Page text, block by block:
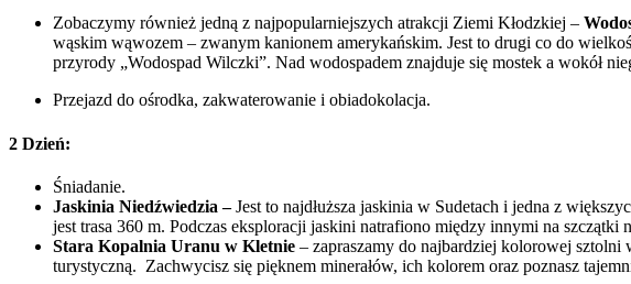
Zobaczymy również jedną z najpopularniejszych atrakcji Ziemi Kłodzkiej –
wąskim wąwozem – zwanym kanionem amerykańskim. Jest to drugi co do
przyrody „Wodospad Wilczki”. Nad wodospadem znajduje się mostek a wokół
Przejazd do ośrodka, zakwaterowanie i obiadokolacja.
2 Dzień:
Śniadanie.
Jaskinia Niedźwiedzia –Jest to najdłuższa jaskinia w Sudetach i jedna z
jest trasa 360 m. Podczas eksploracji jaskini natrafiono między innymi na szczątki
Stara Kopalnia Uranu w Kletnie – zapraszamy do najbardziej kolorowej
turystyczną. Zachwycisz się pięknem minerałów, ich kolorem oraz poznasz